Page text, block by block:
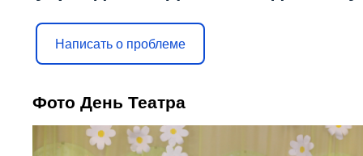
Написать о проблеме
Фото День Театра